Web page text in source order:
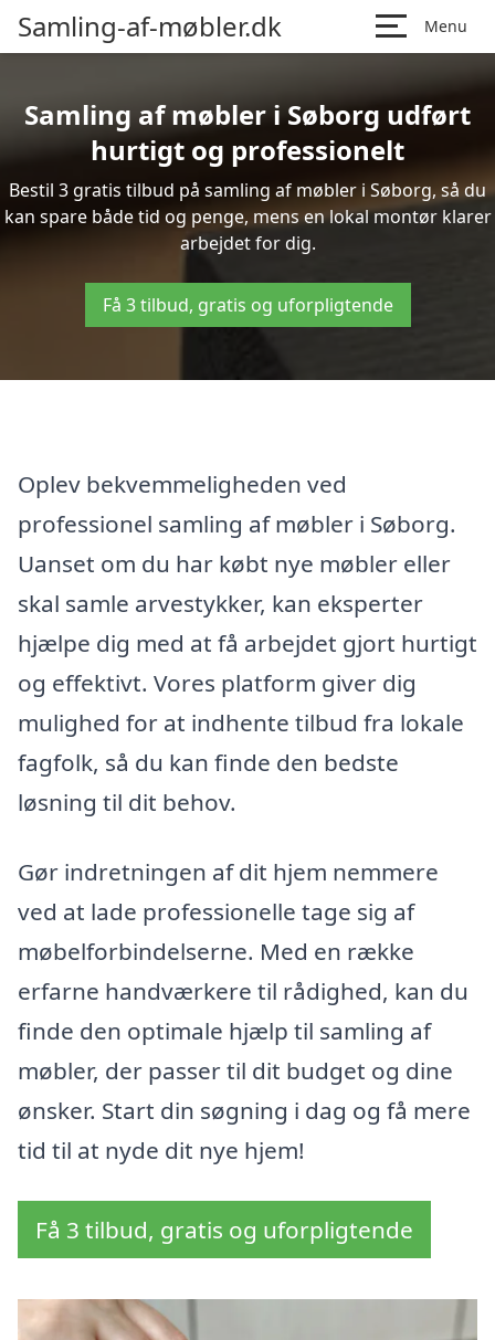
Samling-af-møbler.dk Menu
Samling af møbler i Søborg udført
hurtigt og professionelt
Bestil 3 gratis tilbud på samling af møbler i Søborg, så du
kan spare både tid og penge, mens en lokal montør klarer
arbejdet for dig.
Få 3 tilbud, gratis og uforpligtende
Oplev bekvemmeligheden ved
professionel samling af møbler i Søborg.
Uanset om du har købt nye møbler eller
skal samle arvestykker, kan eksperter
hjælpe dig med at få arbejdet gjort hurtigt
og effektivt. Vores platform giver dig
mulighed for at indhente tilbud fra lokale
fagfolk, så du kan finde den bedste
løsning til dit behov.
Gør indretningen af dit hjem nemmere
ved at lade professionelle tage sig af
møbelforbindelserne. Med en række
erfarne handværkere til rådighed, kan du
finde den optimale hjælp til samling af
møbler, der passer til dit budget og dine
ønsker. Start din søgning i dag og få mere
tid til at nyde dit nye hjem!
Få 3 tilbud, gratis og uforpligtende